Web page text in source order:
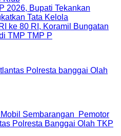
2026, Bupati Tekankan
Tata Kelola
ke 80 RI, Koramil Bungatan
TMP TMP P
Sembarangan Pemotor
Polresta Banggai Olah TKP